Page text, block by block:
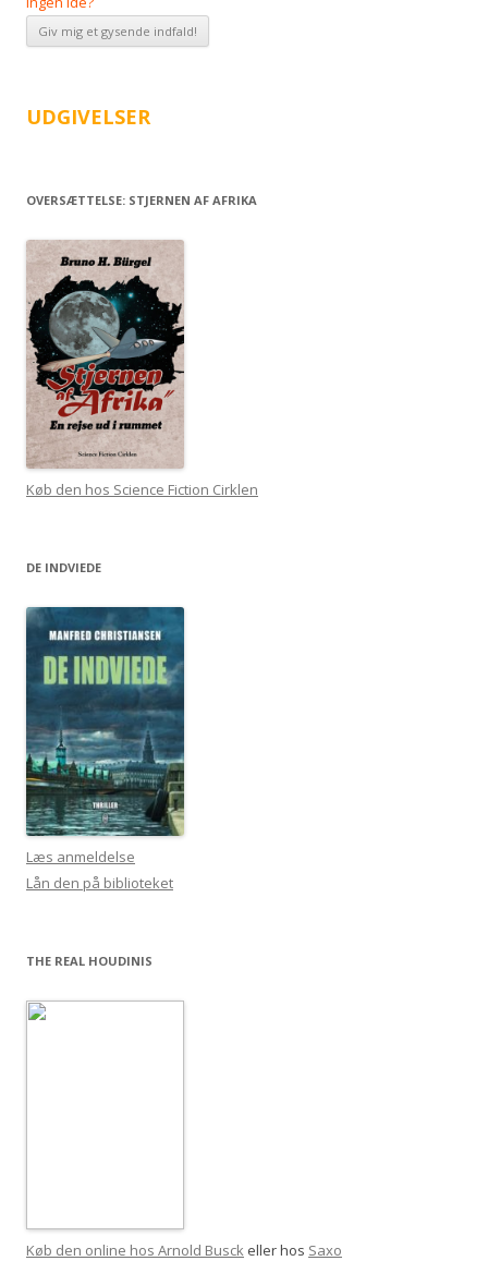
UDGIVELSER
OVERSÆTTELSE: STJERNEN AF AFRIKA
Køb den hos Science Fiction Cirklen
DE INDVIEDE
Læs anmeldelse
Lån den på biblioteket
THE REAL HOUDINIS
Køb den online hos Arnold Busck eller hos Saxo